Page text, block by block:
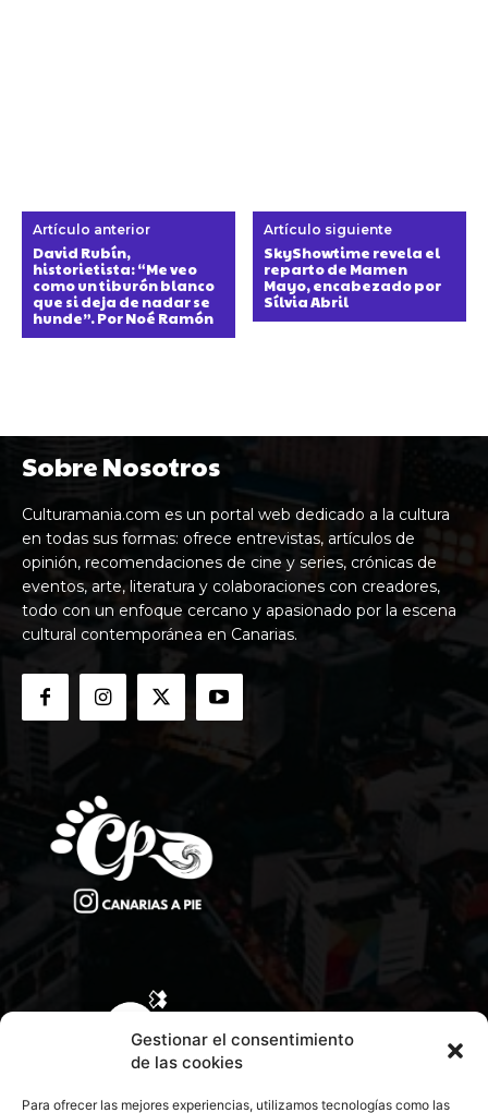
Gestionar el consentimiento
de las cookies
Para ofrecer las mejores experiencias, utilizamos tecnologías como las
Artículo anterior
David Rubín,
historietista: “Me veo
como un tiburón blanco
que si deja de nadar se
hunde”. Por Noé Ramón
Artículo siguiente
SkyShowtime revela el
reparto de Mamen
Mayo, encabezado por
Sílvia Abril
Sobre Nosotros
Culturamania.com es un portal web dedicado a la cultura
en todas sus formas: ofrece entrevistas, artículos de
opinión, recomendaciones de cine y series, crónicas de
eventos, arte, literatura y colaboraciones con creadores,
todo con un enfoque cercano y apasionado por la escena
cultural contemporánea en Canarias.